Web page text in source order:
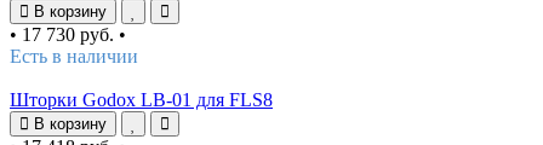
В корзину
• 17 730 руб. •
Есть в наличии
Шторки Godox LB-01 для FLS8
В корзину